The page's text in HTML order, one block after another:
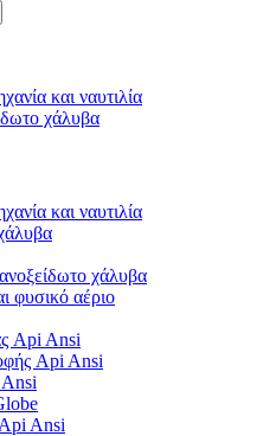
και ναυτιλία
χάλυβα
και ναυτιλία
χάλυβα
φυσικό αέριο
Api Ansi
Api Ansi
Ansi